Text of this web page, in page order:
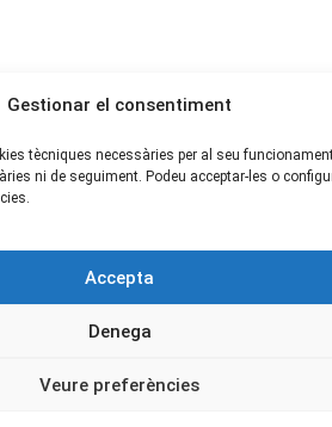
Gestionar el consentiment
tècniques necessàries per al seu
ni de seguiment. Podeu acceptar-les o
Accepta
Denega
Veure preferències